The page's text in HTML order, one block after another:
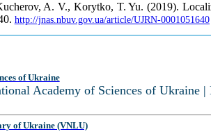
A. V., Korytko, T. Yu. (2019).
http://jnas.nbuv.gov.ua/article/UJRN-0001051640
of Ukraine
Academy of Sciences of Ukraine
of Ukraine (VNLU)